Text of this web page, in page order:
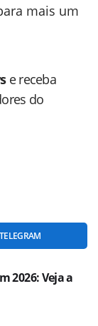
mais um
e receba
do
2026: Veja a